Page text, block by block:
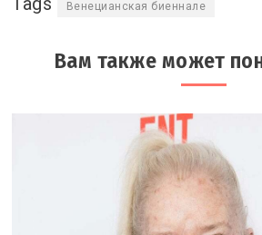
Венецианская биеннале
Вам также может